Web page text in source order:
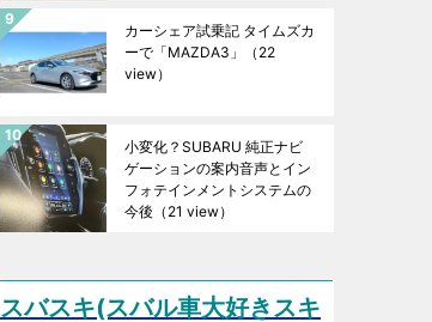
カーシェア試乗記 タイムズカ
ーで「MAZDA3」
（22
view）
小変化？SUBARU 純正ナビ
ゲーションの案内音声とイン
フォテインメントシステムの
今後 （21 view）
スバスキ(スバル車大好きスキ